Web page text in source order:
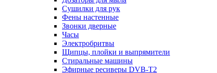
Сушилки для рук
Фены настенные
Звонки дверные
Часы
Электробритвы
Щипцы, плойки и выпрямители
Стиральные машины
Эфирные ресиверы DVB-T2